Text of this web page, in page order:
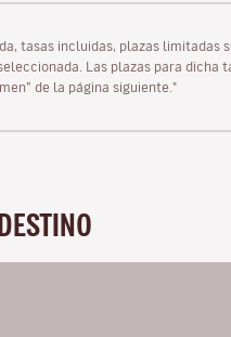
tasas incluidas, plazas limitadas
Las plazas para dicha
de la página siguiente."